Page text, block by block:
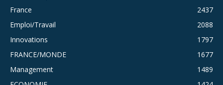
France
2437
Emploi/Travail
2088
Innovations
1797
FRANCE/MONDE
1677
Management
1489